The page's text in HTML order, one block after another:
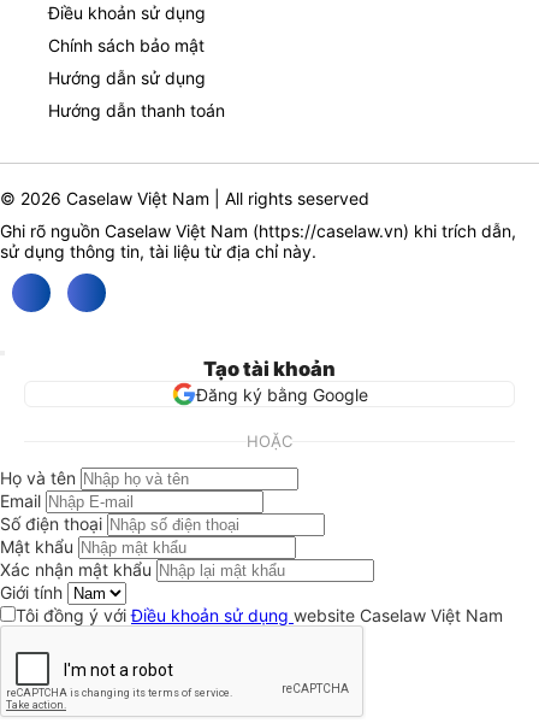
Điều khoản sử dụng
Chính sách bảo mật
Hướng dẫn sử dụng
Hướng dẫn thanh toán
© 2026 Caselaw Việt Nam | All rights seserved
Ghi rõ nguồn Caselaw Việt Nam (https://caselaw.vn) khi trích dẫn,
sử dụng thông tin, tài liệu từ địa chỉ này.
Tạo tài khoản
Đăng ký bằng Google
HOẶC
Họ và tên
Email
Số điện thoại
Mật khẩu
Xác nhận mật khẩu
Giới tính
Tôi đồng ý vớiĐiều khoản sử dụng website Caselaw Việt Nam